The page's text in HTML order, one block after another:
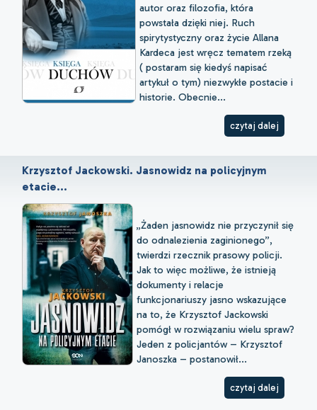
autor oraz filozofia, która
powstała dzięki niej. Ruch
spirytystyczny oraz życie Allana
Kardeca jest wręcz tematem rzeką
( postaram się kiedyś napisać
artykuł o tym) niezwykłe postacie i
historie. Obecnie...
czytaj dalej
Krzysztof Jackowski. Jasnowidz na policyjnym
etacie...
„Żaden jasnowidz nie przyczynił się
do odnalezienia zaginionego”,
twierdzi rzecznik prasowy policji.
Jak to więc możliwe, że istnieją
dokumenty i relacje
funkcjonariuszy jasno wskazujące
na to, że Krzysztof Jackowski
pomógł w rozwiązaniu wielu spraw?
Jeden z policjantów – Krzysztof
Janoszka – postanowił...
czytaj dalej